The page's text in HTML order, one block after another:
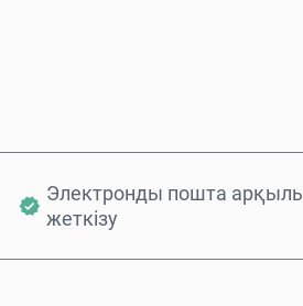
Электронды пошта
жеткізу